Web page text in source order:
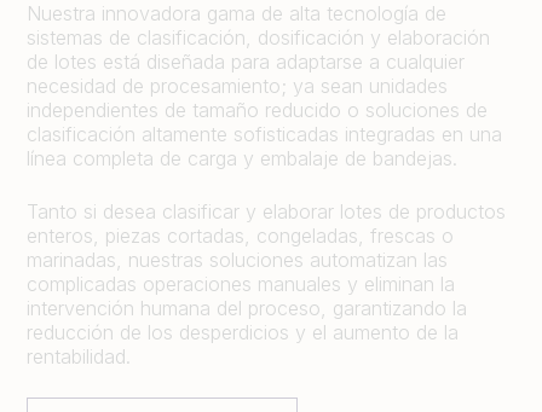
Nuestra innovadora gama de alta tecnología de
sistemas de clasificación, dosificación y elaboración
de lotes está diseñada para adaptarse a cualquier
necesidad de procesamiento; ya sean unidades
independientes de tamaño reducido o soluciones de
clasificación altamente sofisticadas integradas en una
línea completa de carga y embalaje de bandejas.
Tanto si desea clasificar y elaborar lotes de productos
enteros, piezas cortadas, congeladas, frescas o
marinadas, nuestras soluciones automatizan las
complicadas operaciones manuales y eliminan la
intervención humana del proceso, garantizando la
reducción de los desperdicios y el aumento de la
rentabilidad.